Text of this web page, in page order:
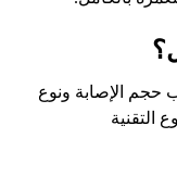
حجم الإصابة ونوع
التقنية